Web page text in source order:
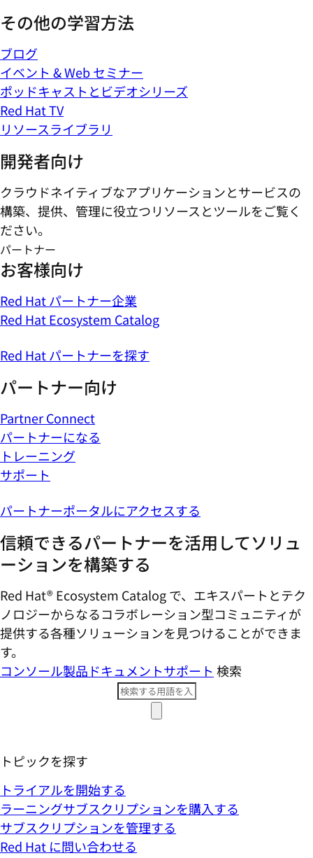
その他の学習方法
ブログ
イベント & Web セミナー
ポッドキャストとビデオシリーズ
Red Hat TV
リソースライブラリ
開発者向け
クラウドネイティブなアプリケーションとサービスの
構築、提供、管理に役立つリソースとツールをご覧く
ださい。
パートナー
お客様向け
Red Hat パートナー企業
Red Hat Ecosystem Catalog
Red Hat パートナーを探す
パートナー向け
Partner Connect
パートナーになる
トレーニング
サポート
パートナーポータルにアクセスする
信頼できるパートナーを活用してソリュ
ーションを構築する
Red Hat® Ecosystem Catalog で、エキスパートとテク
ノロジーからなるコラボレーション型コミ​ュニティが
提供する各種ソリューションを見つけることができま
す。
コンソール製品ドキュメントサポート 検索
トピックを探す
トライアルを開始する
ラーニングサブスクリプションを購入する
サブスクリプションを管理する
Red Hat に問い合わせる